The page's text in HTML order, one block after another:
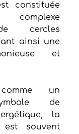
constituée
cercles
ainsi une
et
comme un
de
la
souvent